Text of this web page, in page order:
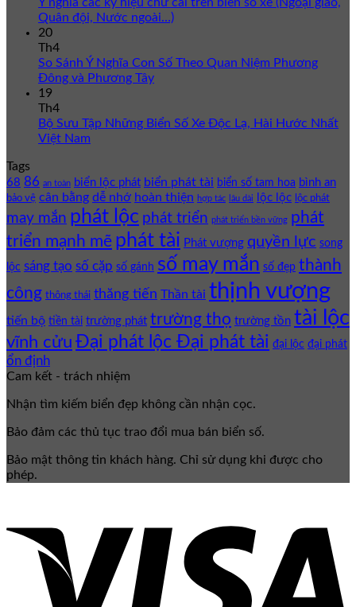
Quân đội, Nước ngoài…)
20
Th4
So Sánh Ý Nghĩa Con Số Theo Quan Niệm Phương
Đông và Phương Tây
19
Th4
Bộ Sưu Tập Những Biển Số Xe Độc Lạ, Hài Hước Nhất
Việt Nam
Tags
68 86 an toàn biển lộc phát biển phát tài biển số tam hoa bình an
bảo vệ cân bằng dễ nhớ hoàn thiện hợp tác lâu dài lộc lộc lộc phát
may mắn phát lộc phát triển phát triển bền vững phát
triển mạnh mẽ phát tài Phát vượng quyền lực song
lộc sáng tạo số cặp số gánh số may mắn số đẹp thành
công thông thái thăng tiến Thần tài thịnh vượng
tiến bộ tiền tài trường phát trường thọ trường tồn tài lộc
vĩnh cửu Đại phát lộc Đại phát tài đại lộc đại phát
ổn định
Cam kết - trách nhiệm
Nhận tìm kiếm biển đẹp không cần nhận cọc.
Bảo đảm các thủ tục trao đổi mua bán biển số.
Bảo mật thông tin khách hàng. Chỉ sử dụng khi được cho
phép.